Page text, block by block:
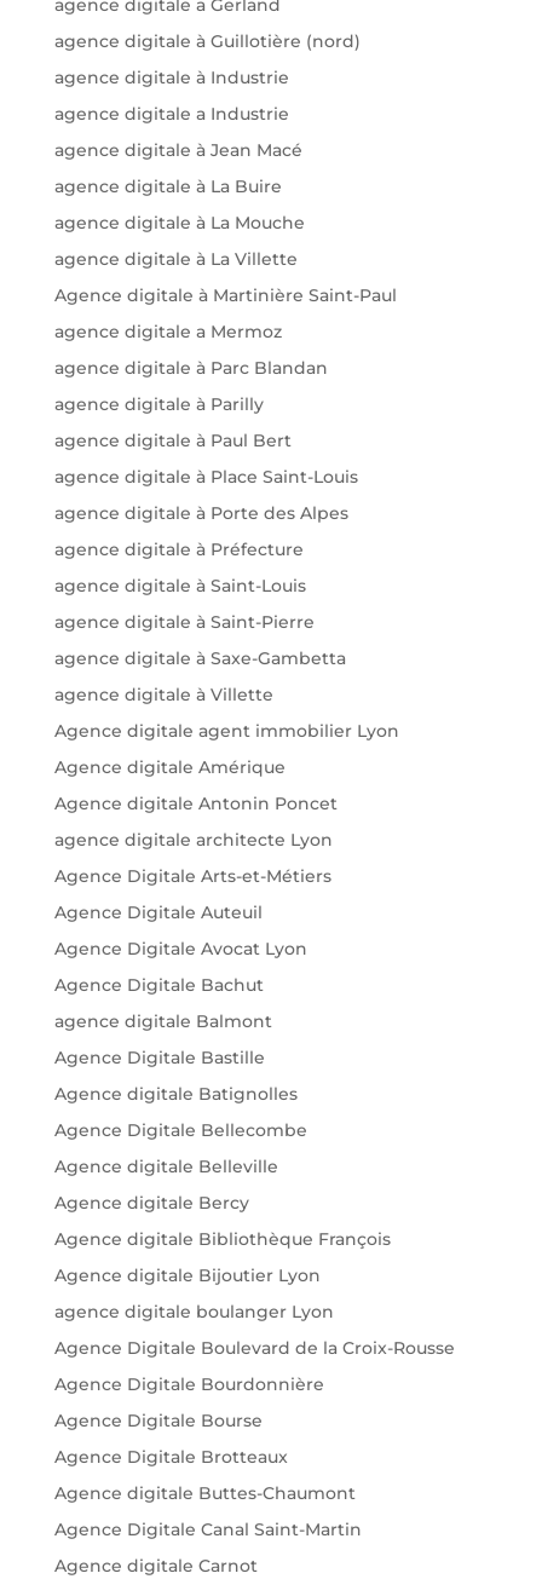
agence digitale à Guillotière (nord)
agence digitale à Industrie
agence digitale a Industrie
agence digitale à Jean Macé
agence digitale à La Buire
agence digitale à La Mouche
agence digitale à La Villette
Agence digitale à Martinière Saint-Paul
agence digitale a Mermoz
agence digitale à Parc Blandan
agence digitale à Parilly
agence digitale à Paul Bert
agence digitale à Place Saint-Louis
agence digitale à Porte des Alpes
agence digitale à Préfecture
agence digitale à Saint-Louis
agence digitale à Saint-Pierre
agence digitale à Saxe-Gambetta
agence digitale à Villette
Agence digitale agent immobilier Lyon
Agence digitale Amérique
Agence digitale Antonin Poncet
agence digitale architecte Lyon
Agence Digitale Arts-et-Métiers
Agence Digitale Auteuil
Agence Digitale Avocat Lyon
Agence Digitale Bachut
agence digitale Balmont
Agence Digitale Bastille
Agence digitale Batignolles
Agence Digitale Bellecombe
Agence digitale Belleville
Agence digitale Bercy
Agence digitale Bibliothèque François
Agence digitale Bijoutier Lyon
agence digitale boulanger Lyon
Agence Digitale Boulevard de la Croix-Rousse
Agence Digitale Bourdonnière
Agence Digitale Bourse
Agence Digitale Brotteaux
Agence digitale Buttes-Chaumont
Agence Digitale Canal Saint-Martin
Agence digitale Carnot